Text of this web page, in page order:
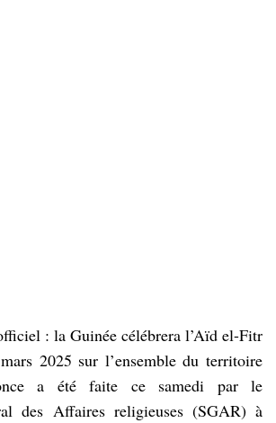
: la Guinée célébrera l’Aïd el-Fitr
2025 sur l’ensemble du territoire
a été faite ce samedi par le
des Affaires religieuses (SGAR) à